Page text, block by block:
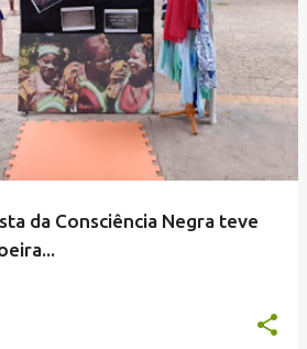
da Consciência Negra teve